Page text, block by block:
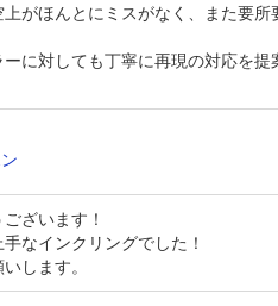
がほんとにミスがなく、また要
ーに対しても丁寧に再現の対応を
ざいます！
なインクリングでした！
します。